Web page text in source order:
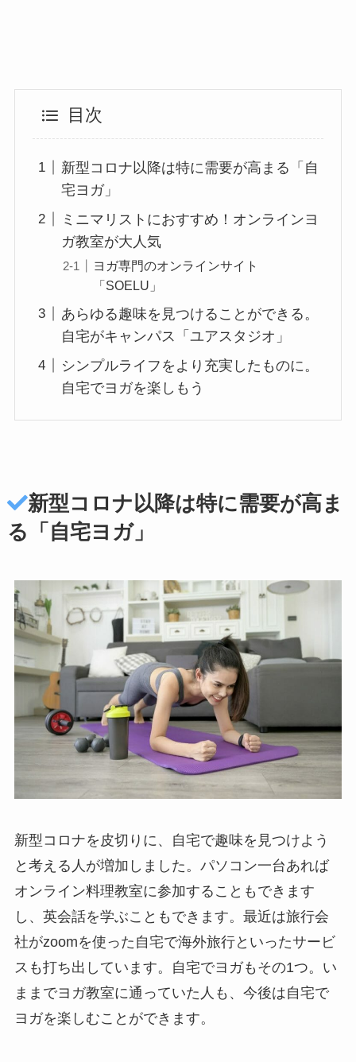
目次
新型コロナ以降は特に需要が高まる「自
宅ヨガ」
ミニマリストにおすすめ！オンラインヨ
ガ教室が大人気
ヨガ専門のオンラインサイト
「SOELU」
あらゆる趣味を見つけることができる。
自宅がキャンパス「ユアスタジオ」
シンプルライフをより充実したものに。
自宅でヨガを楽しもう
新型コロナ以降は特に需要が高ま
る「自宅ヨガ」
新型コロナを皮切りに、自宅で趣味を見つけよう
と考える人が増加しました。パソコン一台あれば
オンライン料理教室に参加することもできます
し、英会話を学ぶこともできます。最近は旅行会
社がzoomを使った自宅で海外旅行といったサービ
スも打ち出しています。自宅でヨガもその1つ。い
ままでヨガ教室に通っていた人も、今後は自宅で
ヨガを楽しむことができます。